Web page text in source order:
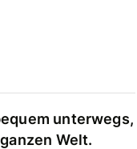
unterwegs,
Welt.